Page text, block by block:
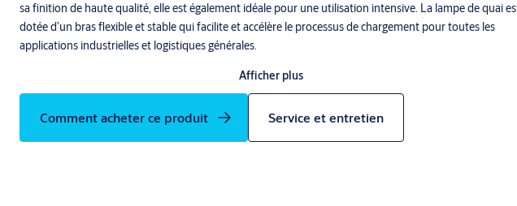
sa finition de haute qualité, elle est également idéale pour une utilisation intensive. La lampe de quai
dotée d’un bras flexible et stable qui facilite et accélère le processus de chargement pour toutes les
applications industrielles et logistiques générales.
ASSA ABLOY Fan Light dispose d’un interrupteur marche/arrêt pratique pour les fonctions respectives
atmosphère de travail agréable.
Afficher plus
Comment acheter ce produit Service et entretien